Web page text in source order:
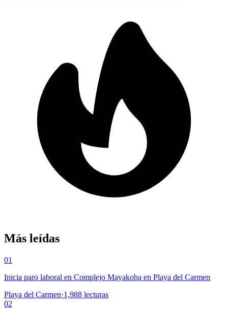
Más leídas
01
Inicia paro laboral en Complejo Mayakoba en Playa del Carmen
Playa del Carmen·1,988 lecturas
02